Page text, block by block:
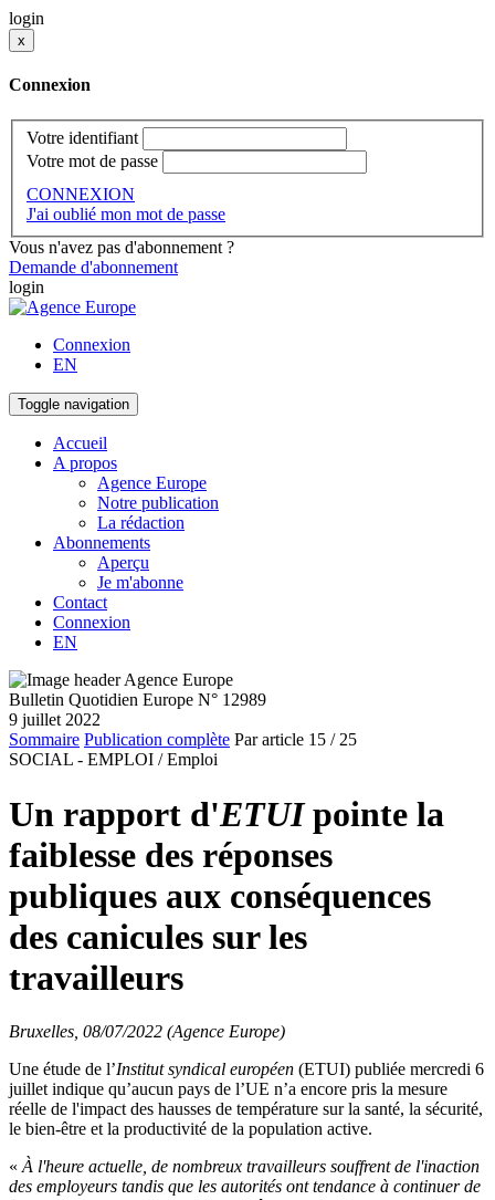
login
x
Connexion
Votre identifiant
Votre mot de passe
CONNEXION
J'ai oublié mon mot de passe
Vous n'avez pas d'abonnement ?
Demande d'abonnement
login
Connexion
EN
Toggle navigation
Accueil
A propos
Agence Europe
Notre publication
La rédaction
Abonnements
Aperçu
Je m'abonne
Contact
Connexion
EN
Bulletin Quotidien Europe N° 12989
9 juillet 2022
Sommaire Publication complète Par article 15 / 25
SOCIAL - EMPLOI / Emploi
Un rapport d'ETUIpointe la
faiblesse des réponses
publiques aux conséquences
des canicules sur les
travailleurs
Bruxelles, 08/07/2022 (Agence Europe)
Une étude de l’Institut syndical européen (ETUI) publiée mercredi 6
juillet indique qu’aucun pays de l’UE n’a encore pris la mesure
réelle de l'impact des hausses de température sur la santé, la sécurité,
le bien-être et la productivité de la population active.
« À l'heure actuelle, de nombreux travailleurs souffrent de l'inaction
des employeurs tandis que les autorités ont tendance à continuer de